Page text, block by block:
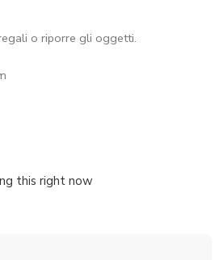
o riporre gli oggetti.
this right now